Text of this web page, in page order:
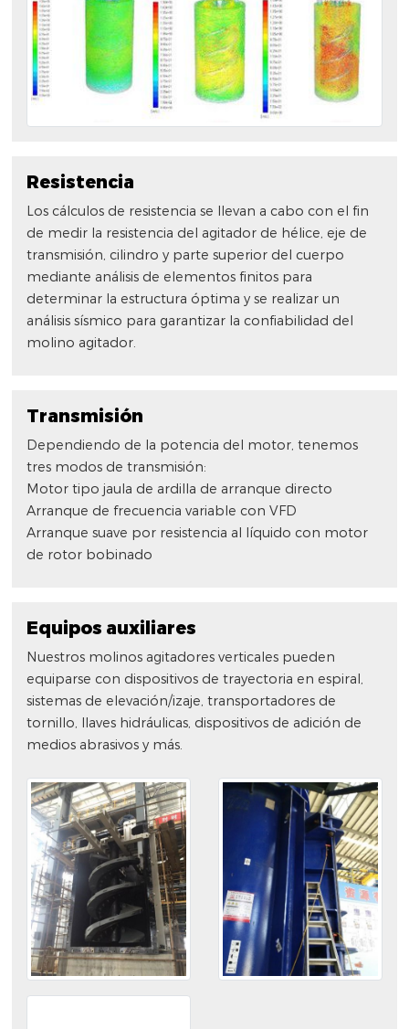
Resistencia
Los cálculos de resistencia se llevan a cabo con el fin
de medir la resistencia del agitador de hélice, eje de
transmisión, cilindro y parte superior del cuerpo
mediante análisis de elementos finitos para
determinar la estructura óptima y se realizar un
análisis sísmico para garantizar la confiabilidad del
molino agitador.
Transmisión
Dependiendo de la potencia del motor, tenemos
tres modos de transmisión:
Motor tipo jaula de ardilla de arranque directo
Arranque de frecuencia variable con VFD
Arranque suave por resistencia al líquido con motor
de rotor bobinado
Equipos auxiliares
Nuestros molinos agitadores verticales pueden
equiparse con dispositivos de trayectoria en espiral,
sistemas de elevación/izaje, transportadores de
tornillo, llaves hidráulicas, dispositivos de adición de
medios abrasivos y más.